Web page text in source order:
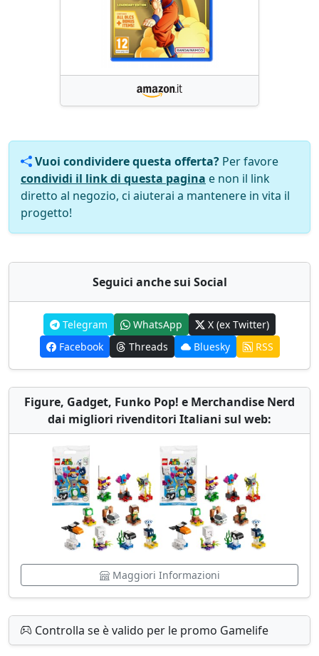
Vuoi condividere questa offerta? Per favore
condividi il link di questa pagina e non il link
diretto al negozio, ci aiuterai a mantenere in vita il
progetto!
Seguici anche sui Social
Telegram WhatsApp
X (ex Twitter)
Facebook
Threads Bluesky RSS
Figure, Gadget, Funko Pop! e Merchandise Nerd
dai migliori rivenditori Italiani sul web:
Maggiori Informazioni
Controlla se è valido per le promo Gamelife